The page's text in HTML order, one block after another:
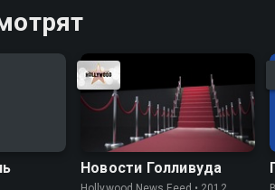
Новости Голливуда